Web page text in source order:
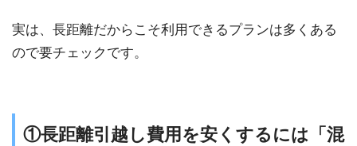
実は、長距離だからこそ利用できるプランは多くある
ので要チェックです。
①長距離引越し費用を安くするには「混